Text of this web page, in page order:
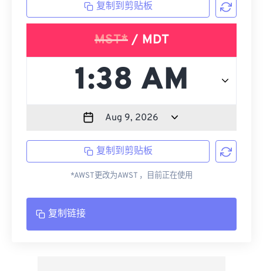
复制到剪贴板
MST*/ MDT
复制到剪贴板
*AWST更改为AWST ，目前正在使用
复制链接